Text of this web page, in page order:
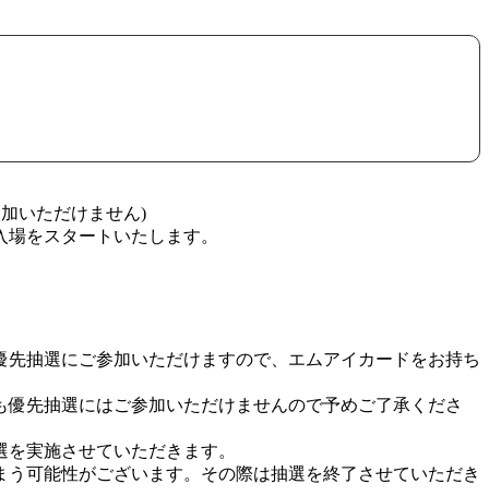
いただけません)
をスタートいたします。
抽選にご参加いただけますので、エムアイカードをお持ち
先抽選にはご参加いただけませんので予めご了承くださ
実施させていただきます。
可能性がございます。その際は抽選を終了させていただき